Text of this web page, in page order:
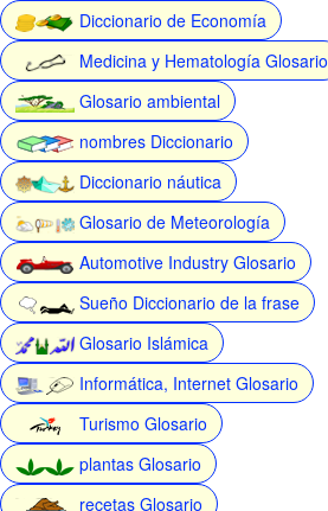
Diccionario de Economía
Medicina y Hematología Glosario
Glosario ambiental
nombres Diccionario
Diccionario náutica
Glosario de Meteorología
Automotive Industry Glosario
Sueño Diccionario de la frase
Glosario Islámica
Informática, Internet Glosario
Turismo Glosario
plantas Glosario
recetas Glosario